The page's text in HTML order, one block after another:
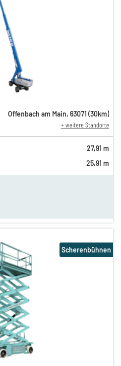
Offenbach am Main, 63071 (30km)
+ weitere Standorte
27,91 m
25,91 m
Scherenbühnen